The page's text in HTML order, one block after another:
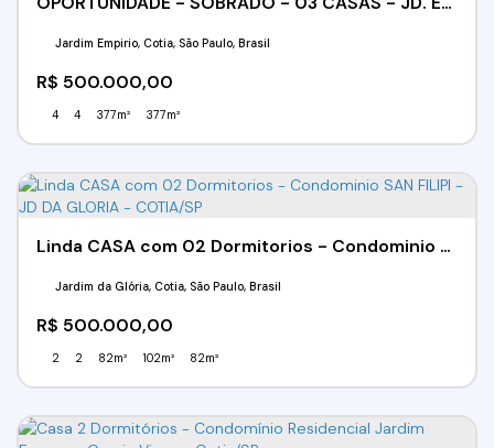
R$ 500.000,00
Jardim Empirio, Cotia, São Paulo, Brasil
4 4 377m² 377m²
Linda CASA com 02 Dormitorios - Condominio SAN FILIPI - JD DA GLORIA - COTIA/SP
R$ 500.000,00
Jardim da Glória, Cotia, São Paulo, Brasil
2 2 82m² 102m² 82m²